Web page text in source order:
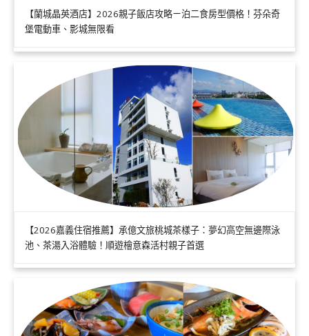
【蘭城晶英酒店】2026親子飯店攻略ㄧ泊二食房型價格！芬朵奇
堡電動車、影城無限看
【2026嘉義住宿推薦】承億文旅桃城茶樣子：夢幻高空無邊際泳
池、茶湯入浴體驗！順遊檜意森活村親子首選